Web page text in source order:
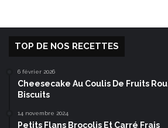
TOP DE NOS RECETTES
6 février 2026
Cheesecake Au Coulis De Fruits
Biscuits
14 novembre 2024
Petits Flans Brocolis Et Carré Frais